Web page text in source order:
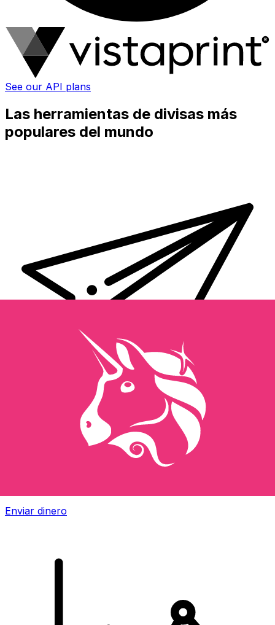
See our API plans
Las herramientas de divisas más
populares del mundo
Transferencias de dinero internacionales Xe
Envíe dinero en línea de forma rápida, segura y fácil.
Enviar dinero